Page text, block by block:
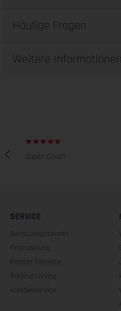
Häufige Fragen
Weitere Informationen
Super Couch
SERVICE
Beratunsgstermin
Finanzierung
Polster-Flatrate
Rückrufservice
Kundenservice